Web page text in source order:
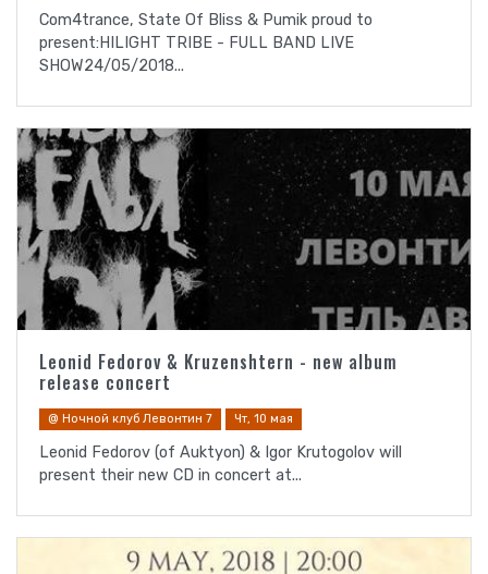
Com4trance, State Of Bliss & Pumik proud to
present:HILIGHT TRIBE - FULL BAND LIVE
SHOW24/05/2018...
Leonid Fedorov & Kruzenshtern - new album
release concert
@ Ночной клуб Левонтин 7 Чт, 10 мая
Leonid Fedorov (of Auktyon) & Igor Krutogolov will
present their new CD in concert at...